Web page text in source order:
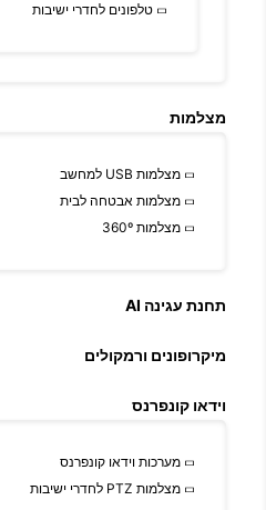
טלפונים לחדרי ישיבות
מצלמות
מצלמות USB למחשב
מצלמות אבטחה לבית
מצלמות 360º
תחנת עגינה AI
מיקרופונים ורמקולים
וידאו קונפרנס
מערכות וידאו קונפרנס
מצלמות PTZ לחדרי ישיבות